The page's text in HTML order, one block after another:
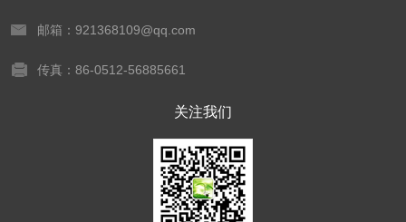
邮箱：921368109@qq.com
传真：86-0512-56885661
关注我们